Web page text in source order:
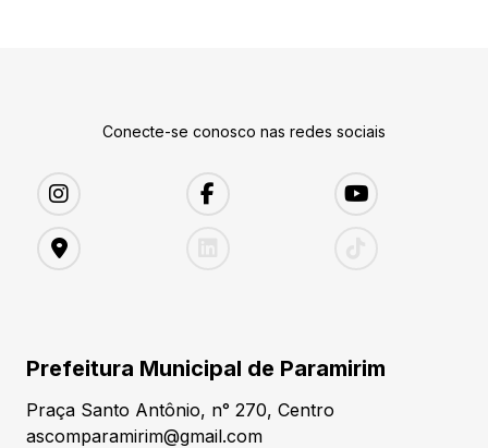
Conecte-se conosco nas redes sociais
Prefeitura Municipal de Paramirim
Praça Santo Antônio, n° 270, Centro
ascomparamirim@gmail.com